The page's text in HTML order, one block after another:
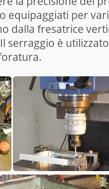
equipaggiati per
dalla fresatrice
serraggio è